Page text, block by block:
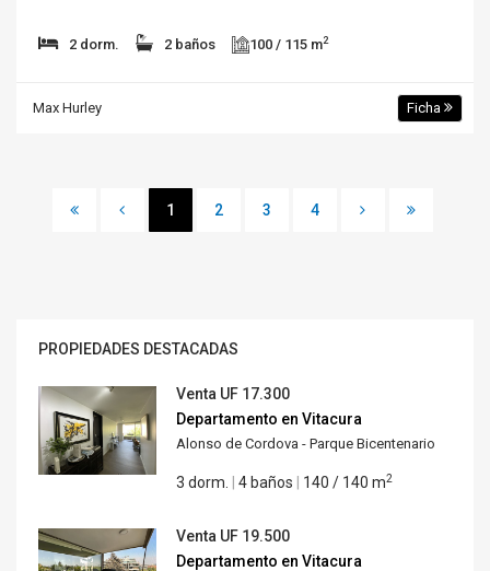
2 dorm. 2 baños 100 / 115 m2
Max Hurley Ficha
1 2 3 4
PROPIEDADES DESTACADAS
Venta UF 17.300
Departamento en Vitacura
Alonso de Cordova - Parque Bicentenario
3 dorm. 4 baños 140 / 140 m2
Venta UF 19.500
Departamento en Vitacura